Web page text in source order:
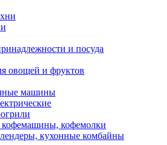
и посуда
овощей и фруктов
машины
кофемашины, кофемолки
кухонные комбайны